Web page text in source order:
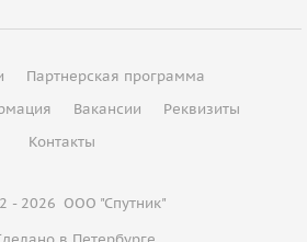
Партнерская программа
Вакансии
Реквизиты
Контакты
- 2026 ООО "Спутник"